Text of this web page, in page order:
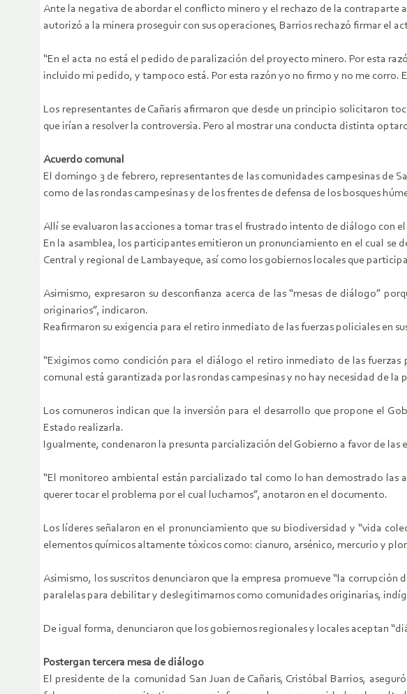
Ante la negativa de abordar el conflicto minero y el rechazo de la contraparte
autorizó a la minera proseguir con sus operaciones, Barrios rechazó firmar el
“En el acta no está el pedido de paralización del proyecto minero. Por esta
incluido mi pedido, y tampoco está. Por esta razón yo no firmo y no me corro.
Los representantes de Cañaris afirmaron que desde un principio solicitaron
que irían a resolver la controversia. Pero al mostrar una conducta distinta
Acuerdo comunal
El domingo 3 de febrero, representantes de las comunidades campesinas de
como de las rondas campesinas y de los frentes de defensa de los bosques
Allí se evaluaron las acciones a tomar tras el frustrado intento de diálogo con
En la asamblea, los participantes emitieron un pronunciamiento en el cual se
Central y regional de Lambayeque, así como los gobiernos locales que
Asimismo, expresaron su desconfianza acerca de las “mesas de diálogo”
originarios”, indicaron.
Reafirmaron su exigencia para el retiro inmediato de las fuerzas policiales en
“Exigimos como condición para el diálogo el retiro inmediato de las
comunal está garantizada por las rondas campesinas y no hay necesidad de
Los comuneros indican que la inversión para el desarrollo que propone el
Estado realizarla.
Igualmente, condenaron la presunta parcialización del Gobierno a favor de las
“El monitoreo ambiental están parcializado tal como lo han demostrado las
querer tocar el problema por el cual luchamos”, anotaron en el documento.
Los líderes señalaron en el pronunciamiento que su biodiversidad y “vida
elementos químicos altamente tóxicos como: cianuro, arsénico, mercurio y
Asimismo, los suscritos denunciaron que la empresa promueve “la
paralelas para debilitar y deslegitimarnos como comunidades originarias,
De igual forma, denunciaron que los gobiernos regionales y locales aceptan
Postergan tercera mesa de diálogo
El presidente de la comunidad San Juan de Cañaris, Cristóbal Barrios,